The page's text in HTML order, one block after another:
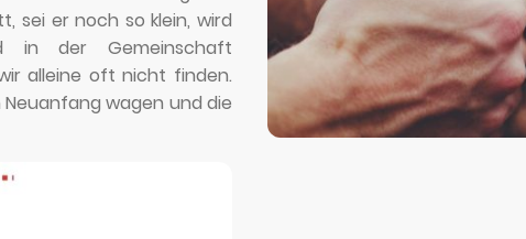
sei er noch so klein, wird
in der Gemeinschaft
alleine oft nicht finden.
wagen und die